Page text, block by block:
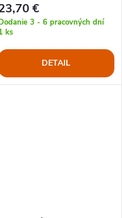
€
3 - 6 pracovných dní
ks
DETAIL